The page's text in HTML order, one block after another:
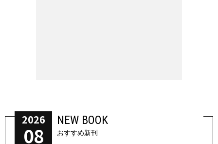
2026
08
NEW BOOK
おすすめ新刊